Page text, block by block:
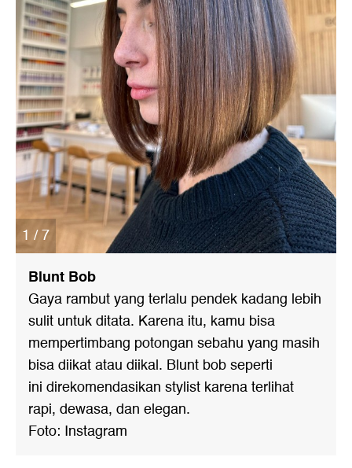
1 / 7
Blunt Bob
Gaya rambut yang terlalu pendek kadang lebih
sulit untuk ditata. Karena itu, kamu bisa
mempertimbang potongan sebahu yang masih
bisa diikat atau diikal. Blunt bob seperti
ini direkomendasikan stylist karena terlihat
rapi, dewasa, dan elegan.
Foto: Instagram